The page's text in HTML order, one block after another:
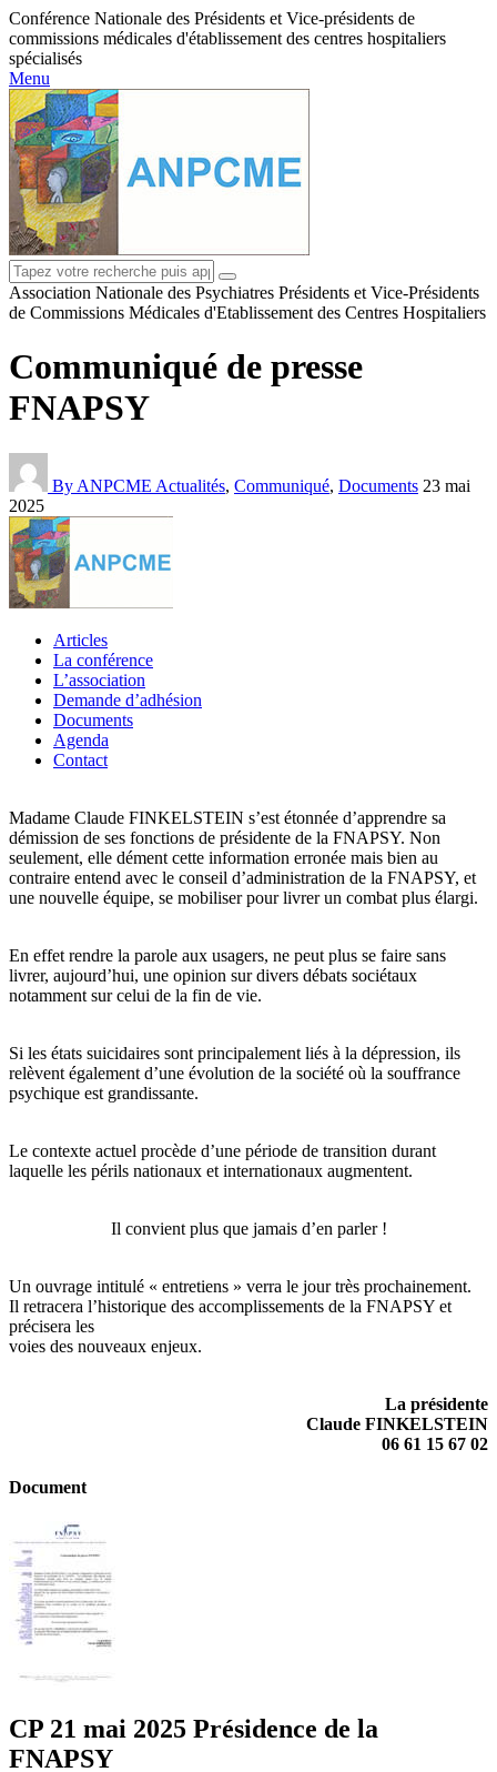
Conférence Nationale des Présidents et Vice-présidents de
commissions médicales d'établissement des centres hospitaliers
spécialisés
Menu
Association Nationale des Psychiatres Présidents et Vice-Présidents
de Commissions Médicales d'Etablissement des Centres Hospitaliers
Communiqué de presse
FNAPSY
By ANPCME Actualités, Communiqué, Documents 23 mai
2025
Articles
La conférence
L’association
Demande d’adhésion
Documents
Agenda
Contact
Madame Claude FINKELSTEIN s’est étonnée d’apprendre sa
démission de ses fonctions de présidente de la FNAPSY. Non
seulement, elle dément cette information erronée mais bien au
contraire entend avec le conseil d’administration de la FNAPSY, et
une nouvelle équipe, se mobiliser pour livrer un combat plus élargi.
En effet rendre la parole aux usagers, ne peut plus se faire sans
livrer, aujourd’hui, une opinion sur divers débats sociétaux
notamment sur celui de la fin de vie.
Si les états suicidaires sont principalement liés à la dépression, ils
relèvent également d’une évolution de la société où la souffrance
psychique est grandissante.
Le contexte actuel procède d’une période de transition durant
laquelle les périls nationaux et internationaux augmentent.
Il convient plus que jamais d’en parler !
Un ouvrage intitulé « entretiens » verra le jour très prochainement.
Il retracera l’historique des accomplissements de la FNAPSY et
précisera les
voies des nouveaux enjeux.
La présidente
Claude FINKELSTEIN
06 61 15 67 02
Document
CP 21 mai 2025 Présidence de la
FNAPSY